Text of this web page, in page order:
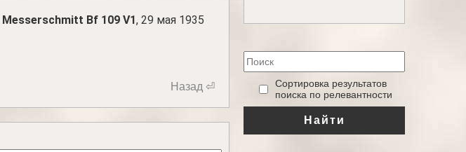
Messerschmitt Bf 109 V1, 29 мая 1935
Назад ⏎
‎Сортировка результатов
поиска по релевантности
Найти